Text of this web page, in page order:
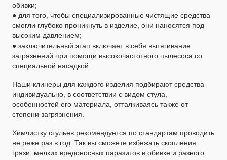
обивки;
● для того, чтобы специализированные чистящие средства
смогли глубоко проникнуть в изделие, они наносятся под
высоким давлением;
● заключительный этап включает в себя вытягивание
загрязнений при помощи высокочастотного пылесоса со
специальной насадкой.
Наши клинеры для каждого изделия подбирают средства
индивидуально, в соответствии с видом стула,
особенностей его материала, отталкиваясь также от
степени загрязнения.
Химчистку стульев рекомендуется по стандартам проводить
не реже раз в год. Так вы сможете избежать скопления
грязи, мелких вредоносных паразитов в обивке и разного